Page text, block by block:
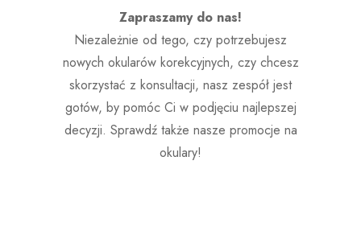
Zapraszamy do nas!
Niezależnie od tego, czy potrzebujesz
nowych okularów korekcyjnych, czy chcesz
skorzystać z konsultacji, nasz zespół jest
gotów, by pomóc Ci w podjęciu najlepszej
decyzji. Sprawdź także nasze promocje na
okulary!